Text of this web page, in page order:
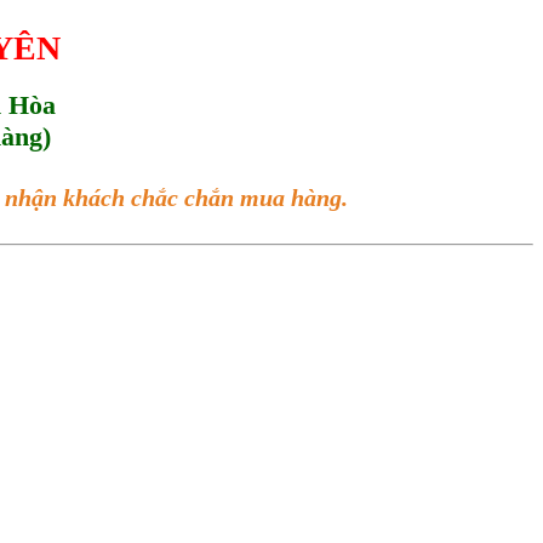
Hòa
khách chắc chắn mua hàng.